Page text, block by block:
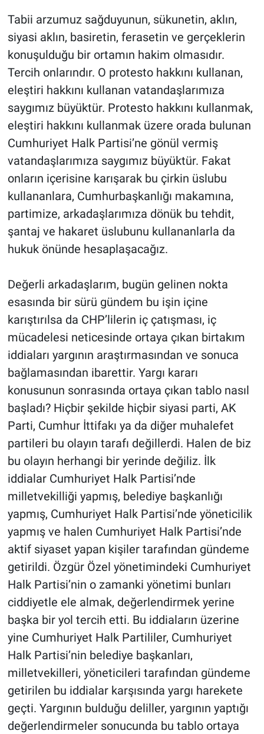
Tabii arzumuz sağduyunun, sükunetin, aklın,
siyasi aklın, basiretin, ferasetin ve gerçeklerin
konuşulduğu bir ortamın hakim olmasıdır.
Tercih onlarındır. O protesto hakkını kullanan,
eleştiri hakkını kullanan vatandaşlarımıza
saygımız büyüktür. Protesto hakkını kullanmak,
eleştiri hakkını kullanmak üzere orada bulunan
Cumhuriyet Halk Partisi’ne gönül vermiş
vatandaşlarımıza saygımız büyüktür. Fakat
onların içerisine karışarak bu çirkin üslubu
kullananlara, Cumhurbaşkanlığı makamına,
partimize, arkadaşlarımıza dönük bu tehdit,
şantaj ve hakaret üslubunu kullananlarla da
hukuk önünde hesaplaşacağız.
Değerli arkadaşlarım, bugün gelinen nokta
esasında bir sürü gündem bu işin içine
karıştırılsa da CHP’lilerin iç çatışması, iç
mücadelesi neticesinde ortaya çıkan birtakım
iddiaları yargının araştırmasından ve sonuca
bağlamasından ibarettir. Yargı kararı
konusunun sonrasında ortaya çıkan tablo nasıl
başladı? Hiçbir şekilde hiçbir siyasi parti, AK
Parti, Cumhur İttifakı ya da diğer muhalefet
partileri bu olayın tarafı değillerdi. Halen de biz
bu olayın herhangi bir yerinde değiliz. İlk
iddialar Cumhuriyet Halk Partisi’nde
milletvekilliği yapmış, belediye başkanlığı
yapmış, Cumhuriyet Halk Partisi’nde yöneticilik
yapmış ve halen Cumhuriyet Halk Partisi’nde
aktif siyaset yapan kişiler tarafından gündeme
getirildi. Özgür Özel yönetimindeki Cumhuriyet
Halk Partisi’nin o zamanki yönetimi bunları
ciddiyetle ele almak, değerlendirmek yerine
başka bir yol tercih etti. Bu iddiaların üzerine
yine Cumhuriyet Halk Partililer, Cumhuriyet
Halk Partisi’nin belediye başkanları,
milletvekilleri, yöneticileri tarafından gündeme
getirilen bu iddialar karşısında yargı harekete
geçti. Yargının bulduğu deliller, yargının yaptığı
değerlendirmeler sonucunda bu tablo ortaya